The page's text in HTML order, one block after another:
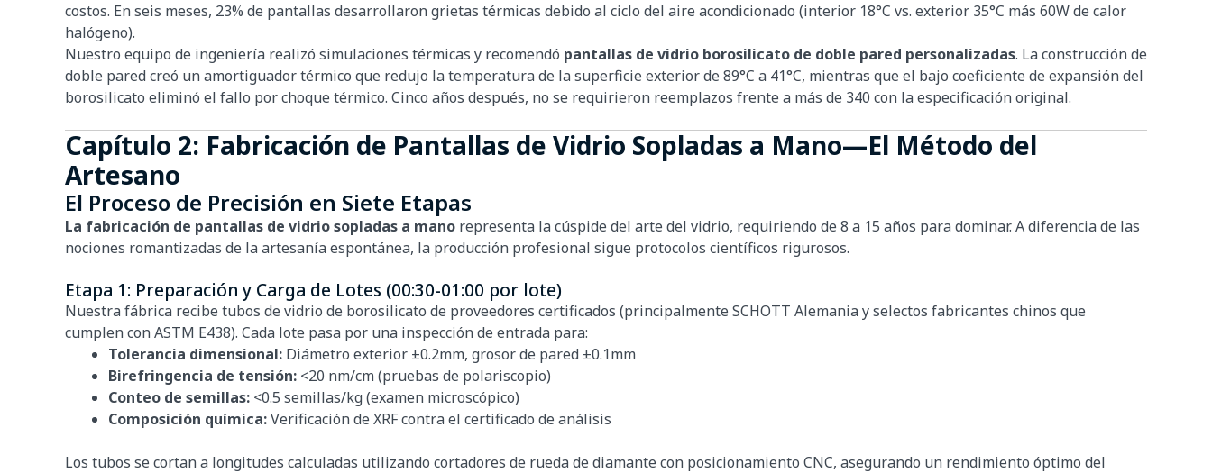
costos. En seis meses, 23% de pantallas desarrollaron grietas térmicas debido al ciclo del aire acondicionado (interior 18°C vs. exterior 35°C más 60W de calor
halógeno).
Nuestro equipo de ingeniería realizó simulaciones térmicas y recomendó pantallas de vidrio borosilicato de doble pared personalizadas. La construcción de
doble pared creó un amortiguador térmico que redujo la temperatura de la superficie exterior de 89°C a 41°C, mientras que el bajo coeficiente de expansión del
borosilicato eliminó el fallo por choque térmico. Cinco años después, no se requirieron reemplazos frente a más de 340 con la especificación original.
Capítulo 2: Fabricación de Pantallas de Vidrio Sopladas a Mano—El Método del
Artesano
El Proceso de Precisión en Siete Etapas
La fabricación de pantallas de vidrio sopladas a mano representa la cúspide del arte del vidrio, requiriendo de 8 a 15 años para dominar. A diferencia de las
nociones romantizadas de la artesanía espontánea, la producción profesional sigue protocolos científicos rigurosos.
Etapa 1: Preparación y Carga de Lotes (00:30-01:00 por lote)
Nuestra fábrica recibe tubos de vidrio de borosilicato de proveedores certificados (principalmente SCHOTT Alemania y selectos fabricantes chinos que
cumplen con ASTM E438). Cada lote pasa por una inspección de entrada para:
Tolerancia dimensional: Diámetro exterior ±0.2mm, grosor de pared ±0.1mm
Birefringencia de tensión: <20 nm/cm (pruebas de polariscopio)
Conteo de semillas: <0.5 semillas/kg (examen microscópico)
Composición química:Verificación de XRF contra el certificado de análisis
Los tubos se cortan a longitudes calculadas utilizando cortadores de rueda de diamante con posicionamiento CNC, asegurando un rendimiento óptimo del